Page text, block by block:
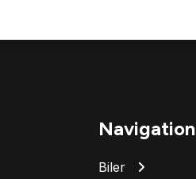
Navigation
Biler